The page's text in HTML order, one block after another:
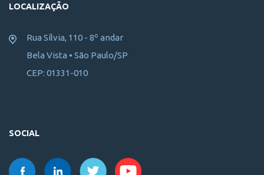
LOCALIZAÇÃO
Rua Sílvia, 110 - 8º andar
Bela Vista • São Paulo/SP
CEP: 01331-010
SOCIAL